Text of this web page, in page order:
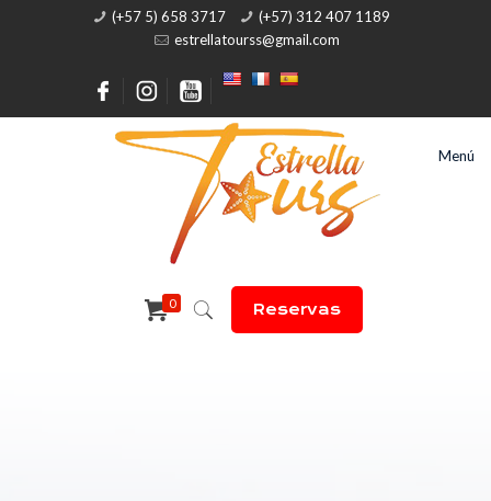
(+57 5) 658 3717
(+57) 312 407 1189
estrellatourss@gmail.com
Menú
0 Reservas